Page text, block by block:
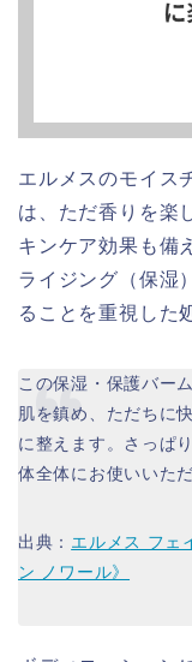
エルメスのモイス
は、ただ香りを楽
キンケア効果も備
ライジング（保湿
ることを重視した
この保湿・保護バー
肌を鎮め、ただちに
に整えます。さっぱ
体全体にお使いいた
出典： エルメス フェ
ン ノワール》